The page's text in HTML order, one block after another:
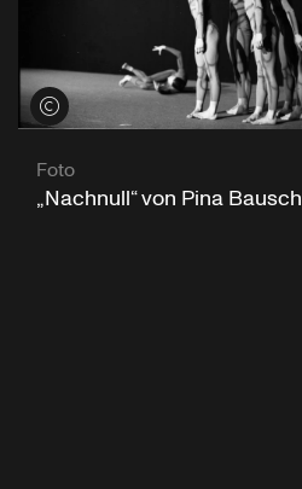
Credits öffnen
Foto
„Nachnull“ von Pina Bausch